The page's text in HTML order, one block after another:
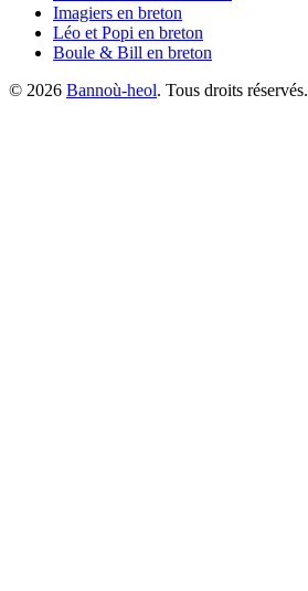
Imagiers en breton
Léo et Popi en breton
Boule & Bill en breton
© 2026 Bannoù-heol. Tous droits réservés.